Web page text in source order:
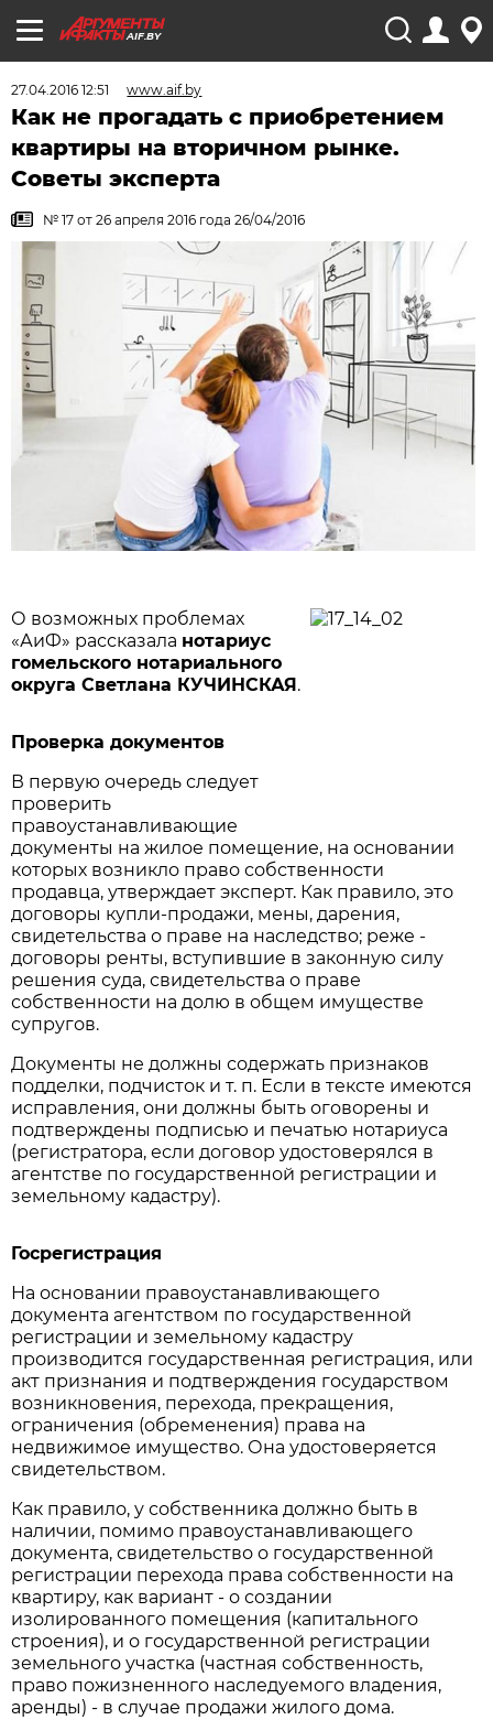
AIF.BY
27.04.2016 12:51 www.aif.by
Как не прогадать с приобретением
квартиры на вторичном рынке.
Советы эксперта
№ 17 от 26 апреля 2016 года 26/04/2016
О возможных проблемах
«АиФ» рассказала нотариус
гомельского нотариального
округа Светлана КУЧИНСКАЯ .
Проверка документов
В первую очередь следует
проверить
правоустанавливающие
документы на жилое помещение, на основании
которых возникло право собственности
продавца, утверждает эксперт. Как правило, это
договоры купли-продажи, мены, дарения,
свидетельства о праве на наследство; реже -
договоры ренты, вступившие в законную силу
решения суда, свидетельства о праве
собственности на долю в общем имуществе
супругов.
Документы не должны содержать признаков
подделки, подчисток и т. п. Если в тексте имеются
исправления, они должны быть оговорены и
подтверждены подписью и печатью нотариуса
(регистратора, если договор удостоверялся в
агентстве по государственной регистрации и
земельному кадастру).
Госрегистрация
На основании правоустанавливающего
документа агентством по государственной
регистрации и земельному кадастру
производится государственная регистрация, или
акт признания и подтверждения государством
возникновения, перехода, прекращения,
ограничения (обременения) права на
недвижимое имущество. Она удостоверяется
свидетельством.
Как правило, у собственника должно быть в
наличии, помимо правоустанавливающего
документа, свидетельство о государственной
регистрации перехода права собственности на
квартиру, как вариант - о создании
изолированного помещения (капитального
строения), и о государственной регистрации
земельного участка (частная собственность,
право пожизненного наследуемого владения,
аренды) - в случае продажи жилого дома.